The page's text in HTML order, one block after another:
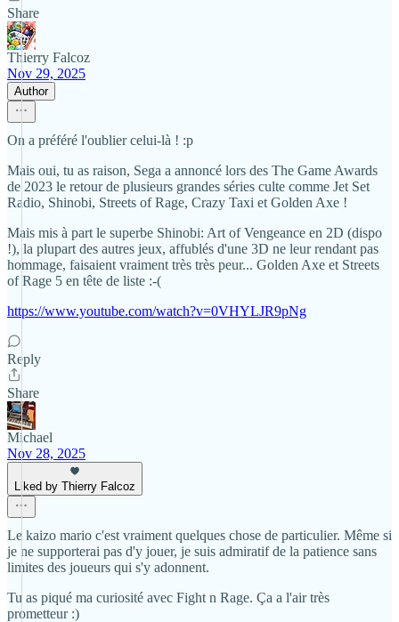
Share
Thierry Falcoz
Nov 29, 2025
Author
On a préféré l'oublier celui-là ! :p
Mais oui, tu as raison, Sega a annoncé lors des The Game Awards
de 2023 le retour de plusieurs grandes séries culte comme Jet Set
Radio, Shinobi, Streets of Rage, Crazy Taxi et Golden Axe !
Mais mis à part le superbe Shinobi: Art of Vengeance en 2D (dispo
!), la plupart des autres jeux, affublés d'une 3D ne leur rendant pas
hommage, faisaient vraiment très très peur... Golden Axe et Streets
of Rage 5 en tête de liste :-(
https://www.youtube.com/watch?v=0VHYLJR9pNg
Reply
Share
Michael
Nov 28, 2025
Liked by Thierry Falcoz
Le kaizo mario c'est vraiment quelques chose de particulier. Même si
je ne supporterai pas d'y jouer, je suis admiratif de la patience sans
limites des joueurs qui s'y adonnent.
Tu as piqué ma curiosité avec Fight n Rage. Ça a l'air très
prometteur :)